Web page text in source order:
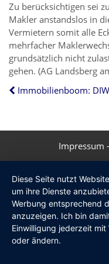
Zu berücksichtigen sei
Makler anstandslos in
Vermietern somit alle
mehrfacher
grundsätzlich nicht
gehen. (AG Landsberg
Impressum
Diese Seite nutzt
um ihre Dienste
Werbung entsprechend
anzuzeigen. Ich bin
Einwilligung jederzeit
oder ändern.